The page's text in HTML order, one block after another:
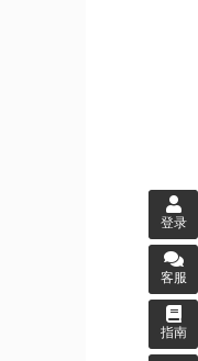
登录
客服
指南